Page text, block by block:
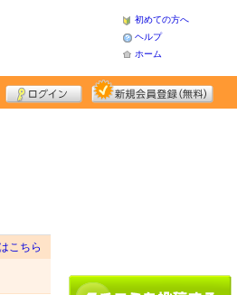
初めての方へ
ヘルプ
ホーム
こちら